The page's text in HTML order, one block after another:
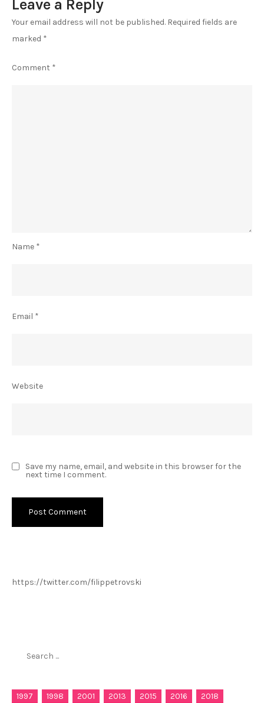
Leave a Reply
Your email address will not be published. Required fields are
marked *
Comment *
Name *
Email *
Website
Save my name, email, and website in this browser for the
next time I comment.
https://twitter.com/filippetrovski
1997 1998 2001 2013 2015 2016
2018